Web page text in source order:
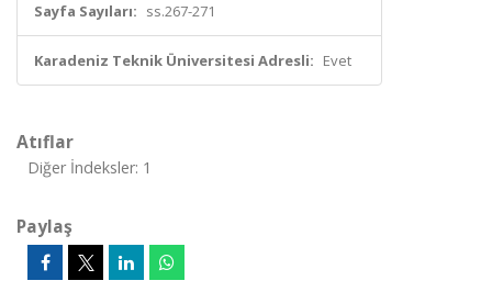
Sayfa Sayıları: ss.267-271
Karadeniz Teknik Üniversitesi Adresli: Evet
Atıflar
Diğer İndeksler: 1
Paylaş